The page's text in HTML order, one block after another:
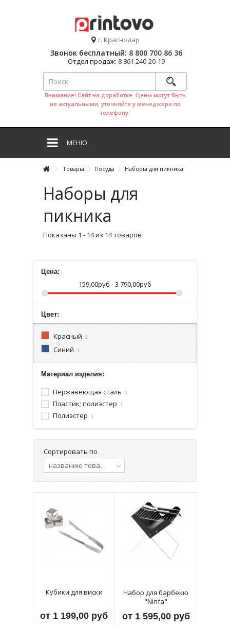
г. Краснодар
Звонок бесплатный: 8 800 700 86 36
Отдел продаж: 8 861 240-20-19
Внимание! Сайт на доработке. Цены могут быть
не актуальными, уточняйте у менеджера по
телефону.
МЕНЮ
Товары Посуда Наборы для пикника
Наборы для
пикника
Показаны 1 - 14 из 14 товаров
Цена:
159,00руб - 3 790,00руб
Цвет:
Красный 1
Синий 1
Материал изделия:
Нержавеющая сталь 1
Пластик; полиэстер 1
Полиэстер 1
Сортировать по
названию товара, от А до Я
Кубики для виски
от 1 199,00 руб
Набор для барбекю
"Ninfa"
от 1 595,00 руб